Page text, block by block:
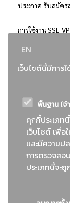
EN
เว็บไซต์นี้มีการ
พื้นฐาน (จ
คุกกี้ประเภท
เว็บไซต์ เพื่อ
และมีความป
การตรวจสอ
ประเภทนี้จะ
ประกาศ รับสมัคร
การใช้งาน SSL-
..ยอดนิยม..
: วิธีเฉพาะเจาะจง
ข่าวสาร/ประกาศ
: เอกสารส่งเสริมคว
ข่าวสารจัดซื้อจัดจ้าง
: แผนการจัดซื้อจัดจ้า